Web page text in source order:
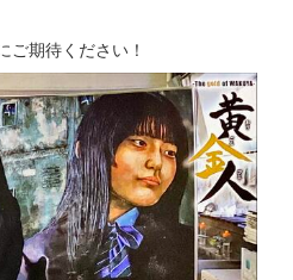
期待ください！